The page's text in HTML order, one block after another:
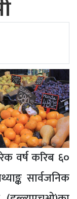
वर्ष करिब ६०
सार्वजनिक